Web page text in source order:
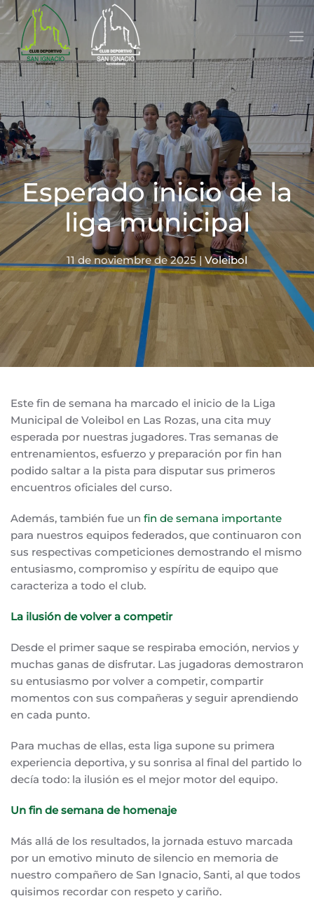
Skip to main content
Esperado inicio de la
liga municipal
11 de noviembre de 2025| Voleibol
Este fin de semana ha marcado el inicio de la Liga
Municipal de Voleibol en Las Rozas, una cita muy
esperada por nuestras jugadores. Tras semanas de
entrenamientos, esfuerzo y preparación por fin han
podido saltar a la pista para disputar sus primeros
encuentros oficiales del curso.
Además, también fue un fin de semana importante
para nuestros equipos federados, que continuaron con
sus respectivas competiciones demostrando el mismo
entusiasmo, compromiso y espíritu de equipo que
caracteriza a todo el club.
La ilusión de volver a competir
Desde el primer saque se respiraba emoción, nervios y
muchas ganas de disfrutar. Las jugadoras demostraron
su entusiasmo por volver a competir, compartir
momentos con sus compañeras y seguir aprendiendo
en cada punto.
Para muchas de ellas, esta liga supone su primera
experiencia deportiva, y su sonrisa al final del partido lo
decía todo: la ilusión es el mejor motor del equipo.
Un fin de semana de homenaje
Más allá de los resultados, la jornada estuvo marcada
por un emotivo minuto de silencio en memoria de
nuestro compañero de San Ignacio, Santi, al que todos
quisimos recordar con respeto y cariño.